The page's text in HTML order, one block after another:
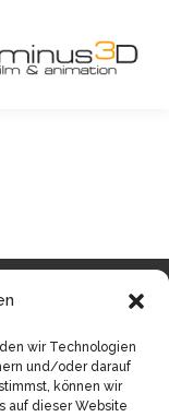
wir Technologien
und/oder darauf
können wir
auf dieser Website